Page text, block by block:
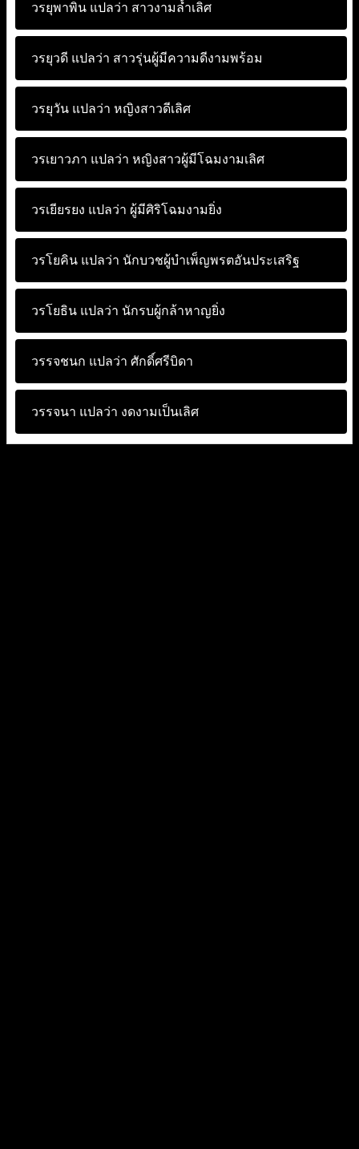
วรยุพาพิน แปลว่า สาวงามล้ำเลิศ
วรยุวดี แปลว่า สาวรุ่นผู้มีความดีงามพร้อม
วรยุวัน แปลว่า หญิงสาวดีเลิศ
วรเยาวภา แปลว่า หญิงสาวผู้มีโฉมงามเลิศ
วรเยียรยง แปลว่า ผู้มีศิริโฉมงามยิ่ง
วรโยคิน แปลว่า นักบวชผู้บำเพ็ญพรตอันประเสริฐ
วรโยธิน แปลว่า นักรบผู้กล้าหาญยิ่ง
วรรจชนก แปลว่า ศักดิ์ศรีบิดา
วรรจนา แปลว่า งดงามเป็นเลิศ